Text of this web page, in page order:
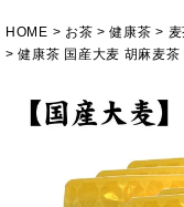
HOME お茶 健康茶
健康茶 国産大麦 胡麻麦